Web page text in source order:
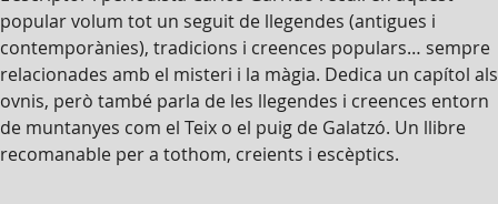
popular volum tot un seguit de llegendes (antigues i
contemporànies), tradicions i creences populars… sempre
relacionades amb el misteri i la màgia. Dedica un capítol als
ovnis, però també parla de les llegendes i creences entorn
de muntanyes com el Teix o el puig de Galatzó. Un llibre
recomanable per a tothom, creients i escèptics.